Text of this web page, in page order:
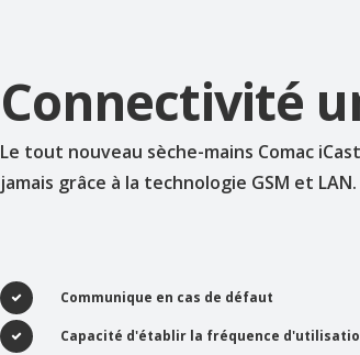
Connectivité
Le tout nouveau sèche-mains Comac
jamais grâce à la technologie GSM et LAN.
Communique en cas de défaut
Capacité d'établir la fréquence